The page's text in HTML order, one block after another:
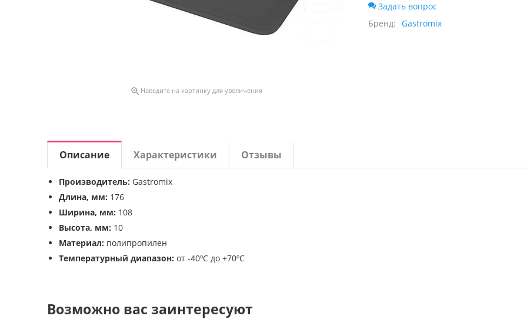
 Наведите на картинку для увеличения
Задать вопрос
Бренд
Gastromix
Описание Характеристики Отзывы
Производитель: Gastromix
Длина, мм: 176
Ширина, мм: 108
Высота, мм: 10
Материал: полипропилен
Температурный диапазон: от -40ºС до +70ºС
Возможно вас заинтересуют